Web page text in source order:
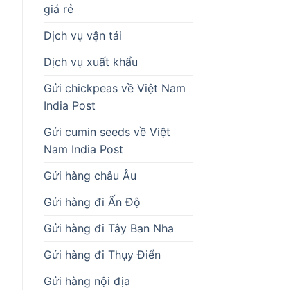
giá rẻ
Dịch vụ vận tải
Dịch vụ xuất khẩu
Gửi chickpeas về Việt Nam
India Post
Gửi cumin seeds về Việt
Nam India Post
Gửi hàng châu Âu
Gửi hàng đi Ấn Độ
Gửi hàng đi Tây Ban Nha
Gửi hàng đi Thụy Điển
Gửi hàng nội địa